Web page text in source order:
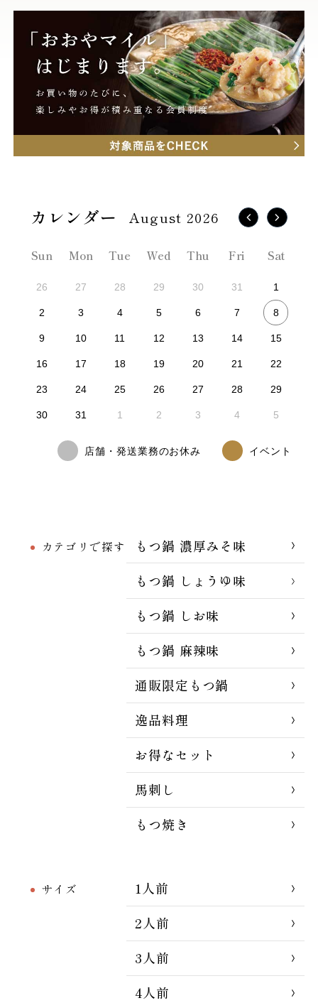
カテゴリで探す
もつ鍋 濃厚みそ味
もつ鍋 しょうゆ味
もつ鍋 しお味
もつ鍋 麻辣味
通販限定もつ鍋
逸品料理
お得なセット
馬刺し
もつ焼き
サイズ
1人前
2人前
3人前
4人前
August 2026
Sun Mon Tue Wed Thu Fri Sat
26 27 28 29 30 31 1
2 3 4 5 6 7 8
9 10 11 12 13 14 15
16 17 18 19 20 21 22
23 24 25 26 27 28 29
30 31 1 2 3 4 5
店舗・発送業務のお休み イベント